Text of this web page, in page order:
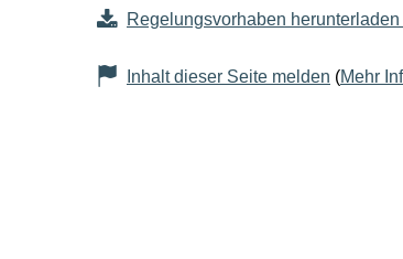
Regelungsvorhaben
Inhalt dieser Seite melden (Mehr